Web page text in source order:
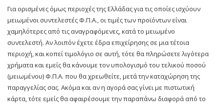
Για ορισμένες όμως περιοχές της Ελλάδας για τις οποίες ισχύουν
μειωμένοι συντελεστές Φ.Π.Α., οι τιμές των προϊόντων είναι
χαμηλότερες από τις αναγραφόμενες, κατά το μειωμένο
συντελεστή. Αν λοιπόν έχετε έδρα επιχείρησης σε μια τέτοια
περιοχή, και κοπεί τιμολόγιο σε αυτή, τότε θα πληρώσετε λιγότερα
χρήματα και εμείς θα κάνουμε τον υπολογισμό του τελικού ποσού
(μειωμένου) Φ.Π.Α. που θα χρεωθείτε, μετά την καταχώρηση της
παραγγελίας σας. Ακόμα και αν η αγορά σας γίνει με πιστωτική
κάρτα, τότε εμείς θα αφαιρέσουμε την παραπάνω διαφορά από το